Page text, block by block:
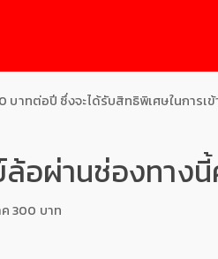
บาทต่อปี ซึ่งจะได้รับสิทธิพิเศษในกา
อผ่านช่องทางนี้
300 บาท